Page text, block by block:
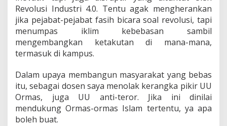
Revolusi Industri 4.0. Tentu agak mengherankan
jika pejabat-pejabat fasih bicara soal revolusi, tapi
menumpas iklim kebebasan sambil
mengembangkan ketakutan di mana-mana,
termasuk di kampus.
Dalam upaya membangun masyarakat yang bebas
itu, sebagai dosen saya menolak kerangka pikir UU
Ormas, juga UU anti-teror. Jika ini dinilai
mendukung Ormas-ormas Islam tertentu, ya apa
boleh buat.